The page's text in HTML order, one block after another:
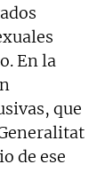
En la
que
de ese